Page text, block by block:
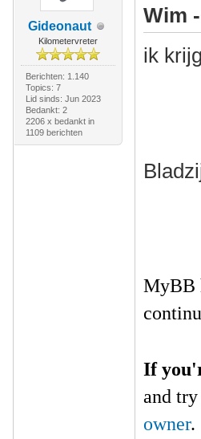
Gideonaut
Kilometervreter
Berichten: 1.140
Topics: 7
Lid sinds: Jun 2023
Bedankt: 2
2206 x bedankt in
1109 berichten
Wim
ik
MyBB
If
and
owner.